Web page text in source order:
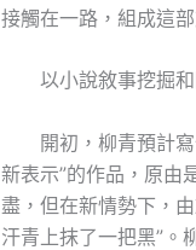
接觸在一路，組成這
以小說敘事挖掘
開初，柳青預計
新表示”的作品，原由
盡，但在新情勢下，
汗青上抹了一把黑”。